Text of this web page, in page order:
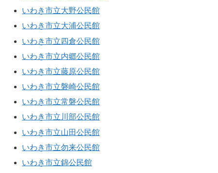
いわき市立大野公民館
いわき市立大浦公民館
いわき市立四倉公民館
いわき市立内郷公民館
いわき市立藤原公民館
いわき市立磐崎公民館
いわき市立常磐公民館
いわき市立川部公民館
いわき市立山田公民館
いわき市立勿来公民館
いわき市立錦公民館